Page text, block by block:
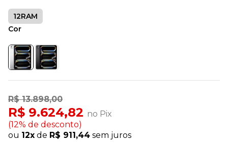
R$ 13.898,00
R$ 9.624,82 no Pix
(12% de desconto)
ou 12x de R$ 911,44 sem juros
12RAM
Cor